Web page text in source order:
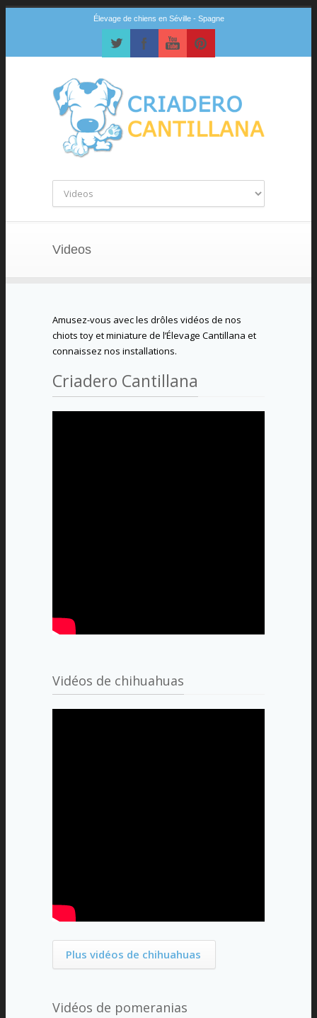
Élevage de chiens en Séville - Spagne
Videos
Amusez-vous avec les drôles vidéos de nos
chiots toy et miniature de l’Élevage Cantillana et
connaissez nos installations.
Criadero Cantillana
Vidéos de chihuahuas
Plus vidéos de chihuahuas
Vidéos de pomeranias